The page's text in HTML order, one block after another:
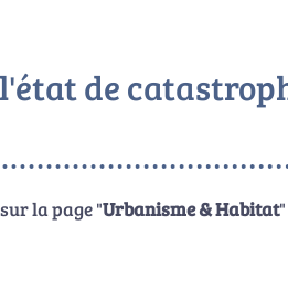
de
la page "Urbanisme & Habitat